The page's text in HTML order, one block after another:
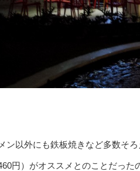
ン以外にも鉄板焼きなど多数そ
円）がオススメとのことだった